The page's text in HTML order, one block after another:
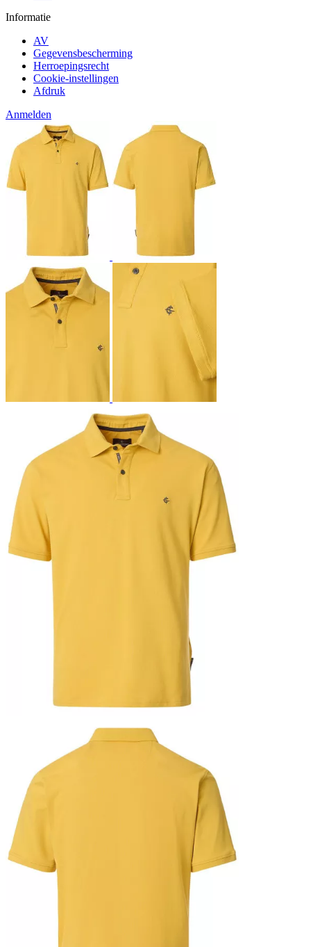
Informatie
AV
Gegevensbescherming
Herroepingsrecht
Cookie-instellingen
Afdruk
Anmelden